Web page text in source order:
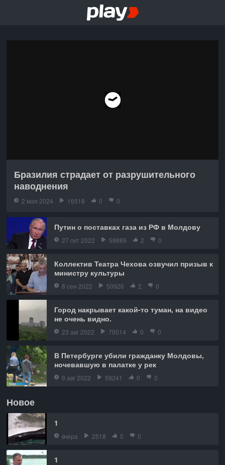
Бразилия страдает от разрушительного
наводнения
2 мая 2024 16518 0 0
Путин о поставках газа из РФ в Молдову
27 окт 2022 59889 2 0
Коллектив Театра Чехова озвучил призыв к
министру культуры
8 сен 2022 50926 2 0
Город накрывает какой-то туман, на видео
не очень видно.
23 авг 2022 70014 0 0
В Петербурге убили гражданку Молдовы,
ночевавшую в палатке у рек
9 авг 2022 59241 0 0
Новое
1
вчера 2518 0 0
1